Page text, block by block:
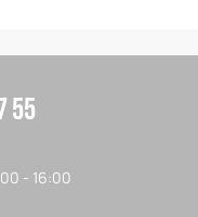
55
- 16:00